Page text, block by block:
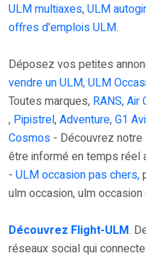
ULM multiaxes,ULM
offres d'emplois ULM.
Déposez vos petites
vendre un ULM, ULM
Toutes marques, RANS,Air
, Pipistrel,Adventure,G1
Cosmos - Découvrez
être informé en temps réel
- ULM occasion pas chers,
ulm occasion, ulm occasion
Découvrez Flight-ULM.
réseaux social qui